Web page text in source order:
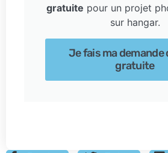
gratuite pour un projet
sur hangar.
Je fais ma demande
gratuite